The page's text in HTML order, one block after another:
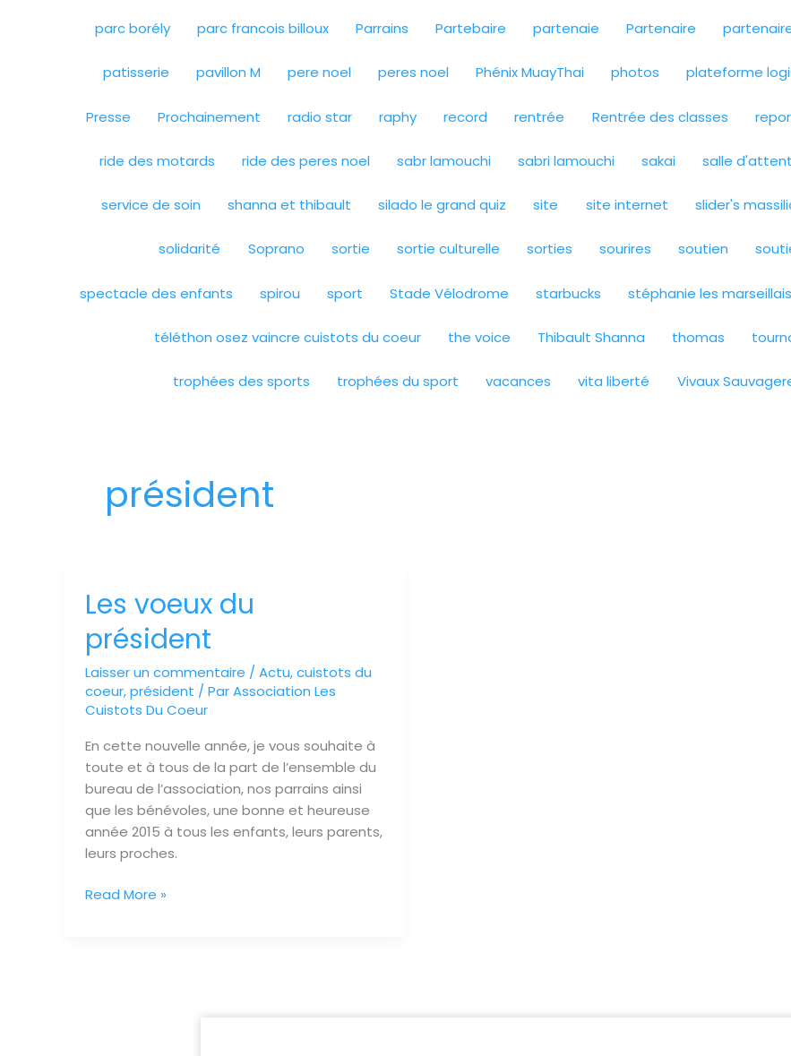
parc borély parc francois billoux Parrains Partebaire partenaie Partenaire
patisserie pavillon M pere noel peres noel Phénix MuayThai photos plateforme
Presse Prochainement radio star raphy record rentrée Rentrée des classes
ride des motards ride des peres noel sabr lamouchi sabri lamouchi sakai salle
service de soin shanna et thibault silado le grand quiz site site internet slider's
solidarité Soprano sortie sortie culturelle sorties sourires soutien
spectacle des enfants spirou sport Stade Vélodrome starbucks stéphanie les marseillais
téléthon osez vaincre cuistots du coeur the voice Thibault Shanna thomas
trophées des sports trophées du sport vacances vita liberté Vivaux
président
Les voeux du
président
Laisser un commentaire /Actu,cuistots du
coeur,président / ParAssociation Les
Cuistots Du Coeur
En cette nouvelle année, je vous souhaite à
toute et à tous de la part de l’ensemble du
bureau de l’association, nos parrains ainsi
que les bénévoles, une bonne et heureuse
année 2015 à tous les enfants, leurs parents,
leurs proches.
Les
voeux
du
président
Read More »